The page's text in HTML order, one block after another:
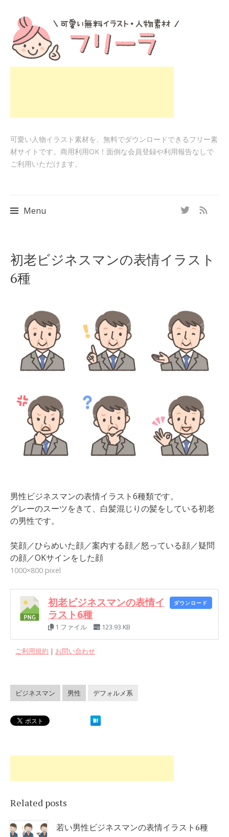
可愛い人物イラスト素材を、無料でダウンロードできるフリー素
材サイトです。商用利用OK！面倒な会員登録や利用報告なしで
ご利用いただけます。
Menu
to
content
初老ビジネスマンの表情イラスト
6種
男性ビジネスマンの表情イラスト6種類です。
グレーのスーツをきて、白髪混じりの髪をしている初老
の男性です。
笑顔／ひらめいた顔／案内する顔／怒っている顔／疑問
の顔／OKサインをした顔
1000×800 pixel
初老ビジネスマンの表情イ
ラスト6種
1 ファイル 123.93 KB
ダウンロード
ご利用規約 ｜ お問い合わせ
ビジネスマン 男性 デフォルメ系
Related posts
若い男性ビジネスマンの表情イラスト6種